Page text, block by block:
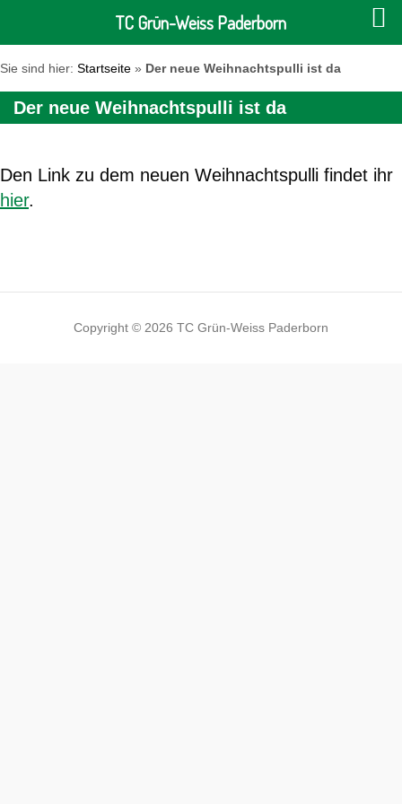
Sie sind hier: Startseite » Der neue Weihnachtspulli ist da
Der neue Weihnachtspulli ist da
Den Link zu dem neuen Weihnachtspulli findet ihr
hier.
Copyright © 2026 TC Grün-Weiss Paderborn
TC Grün-Weiss Paderborn